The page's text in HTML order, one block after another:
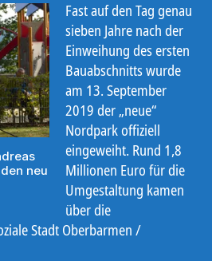
neu
Fast auf den Tag genau
sieben Jahre nach der
Einweihung des ersten
Bauabschnitts wurde
am 13. September
2019 der „neue“
Nordpark offiziell
eingeweiht. Rund 1,8
Millionen Euro für die
Umgestaltung kamen
über die
Stadt Oberbarmen /